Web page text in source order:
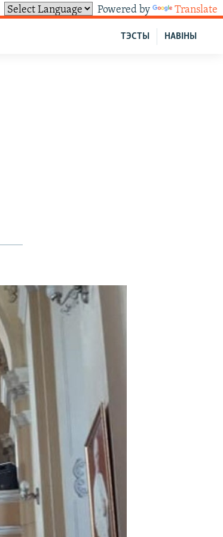
Powered by Translate
НАВІНЫ
ТЭСТЫ